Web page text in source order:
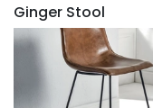
Ginger Stool